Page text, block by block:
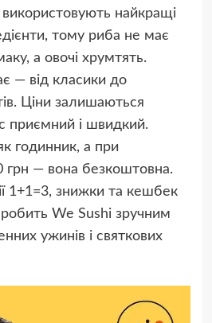
використовують найкращі
тому риба не має
а овочі хрумтять.
— від класики до
Ціни залишаються
приємний і швидкий.
годинник, а при
грн — вона безкоштовна.
1+1=3, знижки та кешбек
We Sushi зручним
ужинів і святкових